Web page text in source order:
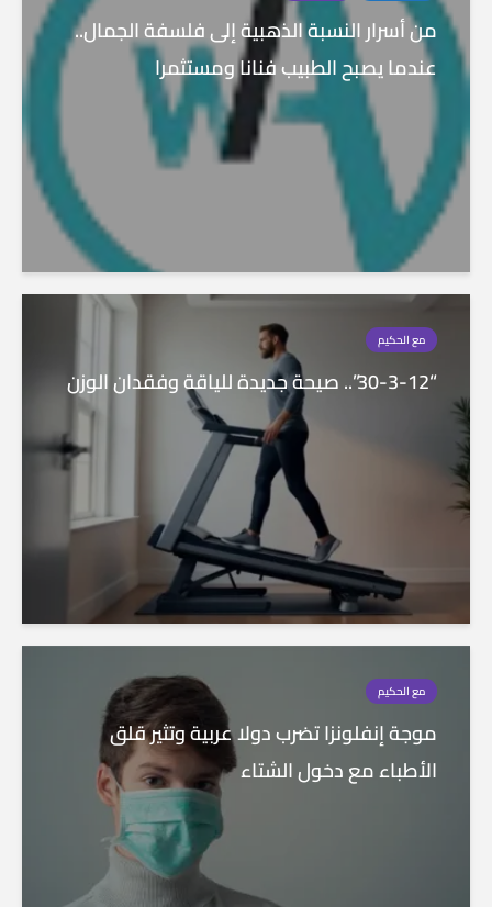
من أسرار النسبة الذهبية إلى فلسفة الجمال..
عندما يصبح الطبيب فنانا ومستثمرا
مع الحكيم
“30-3-12”.. صيحة جديدة للياقة وفقدان الوزن
مع الحكيم
موجة إنفلونزا تضرب دولا عربية وتثير قلق
الأطباء مع دخول الشتاء